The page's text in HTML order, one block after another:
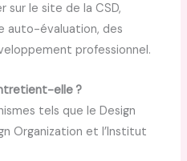
sur le site de la CSD,
auto-évaluation, des
professionnel.
elle ?
tels que le Design
Organization et l’Institut